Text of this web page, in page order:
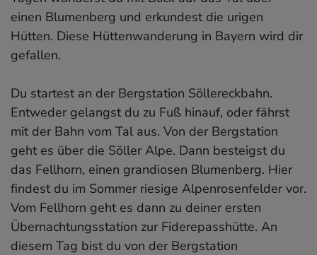
einen Blumenberg und erkundest die urigen
Hütten. Diese Hüttenwanderung in Bayern wird dir
gefallen.
Du startest an der Bergstation Söllereckbahn.
Entweder gelangst du zu Fuß hinauf, oder fährst
mit der Bahn vom Tal aus. Von der Bergstation
geht es über die Söller Alpe. Dann besteigst du
das Fellhorn, einen grandiosen Blumenberg. Hier
findest du im Sommer riesige Alpenrosenfelder vor.
Vom Fellhorn geht es dann zu deiner ersten
Übernachtungsstation zur Fiderepasshütte. An
diesem Tag bist du von der Bergstation